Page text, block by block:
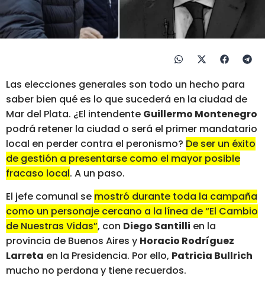
Las elecciones generales son todo un hecho para
saber bien qué es lo que sucederá en la ciudad de
Mar del Plata. ¿El intendente Guillermo Montenegro
podrá retener la ciudad o será el primer mandatario
local en perder contra el peronismo? De ser un éxito
de gestión a presentarse como el mayor posible
fracaso local. A un paso.
El jefe comunal se mostró durante toda la campaña
como un personaje cercano a la línea de “El Cambio
de Nuestras Vidas”, con Diego Santilli en la
provincia de Buenos Aires y Horacio Rodríguez
Larreta en la Presidencia. Por ello, Patricia Bullrich
mucho no perdona y tiene recuerdos.